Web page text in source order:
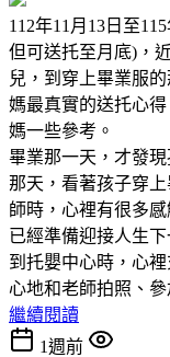
112年11月13日至
但可送托至月底)，
兒，到穿上畢業服
媽最真實的送托心
媽一些參考。
畢業那一天，才發
那天，看著孩子穿
師時，心裡有很多
已經準備迎接人生
到托嬰中心時，心
心地和老師拍照、參
繼續閱讀
1週前